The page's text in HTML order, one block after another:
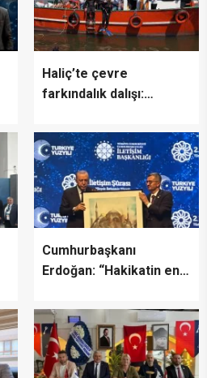
Haliç’te çevre
farkındalık dalışı:
asla mümkün değil”
Cumhurbaşkanı
Erdoğan: “Hakikatin en
dönemden geçiyoruz”